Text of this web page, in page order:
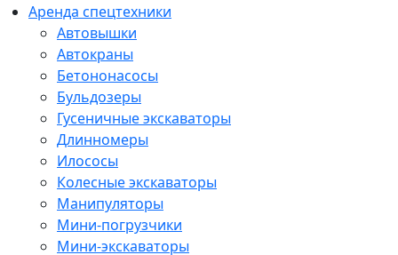
Аренда спецтехники
Автовышки
Автокраны
Бетононасосы
Бульдозеры
Гусеничные экскаваторы
Длинномеры
Илососы
Колесные экскаваторы
Манипуляторы
Мини-погрузчики
Мини-экскаваторы